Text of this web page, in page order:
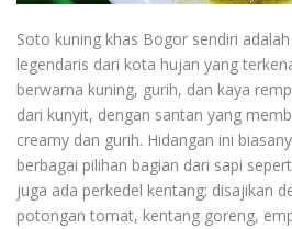
Soto kuning khas Bogor sendiri
legendaris dari kota hujan yang
berwarna kuning, gurih, dan kaya
dari kunyit, dengan santan yang
creamy dan gurih. Hidangan ini
berbagai pilihan bagian dari sapi
juga ada perkedel kentang; disajikan
potongan tomat, kentang goreng,